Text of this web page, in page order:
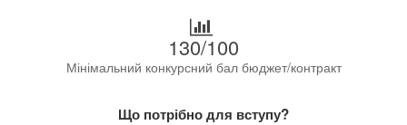
130/100
Мінімальний конкурсний бал бюджет/контракт
Що потрібно для вступу?